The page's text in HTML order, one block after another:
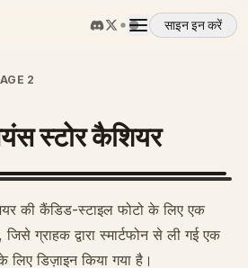
साइन इन करें
2
स्टोर कैशियर
की कैंडिड-स्टाइल फोटो के लिए एक
जिसे ग्राहक द्वारा स्मार्टफोन से ली गई एक
डिज़ाइन किया गया है।